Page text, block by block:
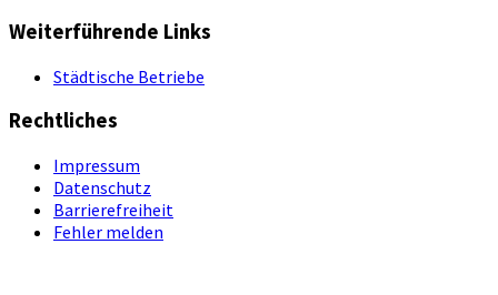
Weiterführende Links
Städtische Betriebe
Rechtliches
Impressum
Datenschutz
Barrierefreiheit
Fehler melden